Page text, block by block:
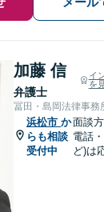
加藤 信
弁護士
イ
を
冨田・島岡法律事務
浜松市 か
らも相談
受付中
面談
電話
ど)は